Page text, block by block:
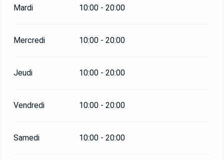
Mardi 10:00 - 20:00
Mercredi 10:00 - 20:00
Jeudi 10:00 - 20:00
Vendredi 10:00 - 20:00
Samedi 10:00 - 20:00